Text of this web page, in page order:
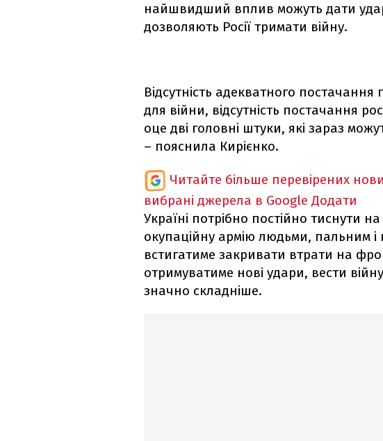
найшвидший вплив можуть дати
дозволяють Росії тримати війну.
Відсутність адекватного постачання
для війни, відсутність постачання
оце дві головні штуки, які зараз
– пояснила Кирієнко.
Читайте більше перевірених
вибрані джерела в Google Додати
Україні потрібно постійно тиснути
окупаційну армію людьми, пальним
встигатиме закривати втрати на
отримуватиме нові удари, вести
значно складніше.